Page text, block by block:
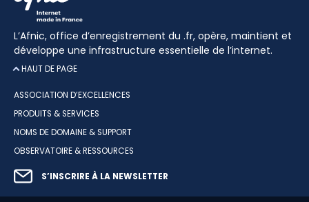
L’Afnic, office d’enregistrement du .fr, opère, maintient et
développe une infrastructure essentielle de l’internet.
HAUT DE PAGE
ASSOCIATION D’EXCELLENCES
PRODUITS & SERVICES
NOMS DE DOMAINE & SUPPORT
OBSERVATOIRE & RESSOURCES
S’INSCRIRE À LA NEWSLETTER